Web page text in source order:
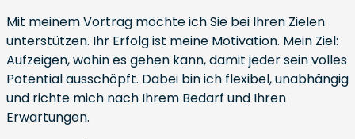
Mit meinem Vortrag möchte ich Sie bei Ihren Zielen
unterstützen. Ihr Erfolg ist meine Motivation. Mein Ziel:
Aufzeigen, wohin es gehen kann, damit jeder sein volles
Potential ausschöpft. Dabei bin ich flexibel, unabhängig
und richte mich nach Ihrem Bedarf und Ihren
Erwartungen.